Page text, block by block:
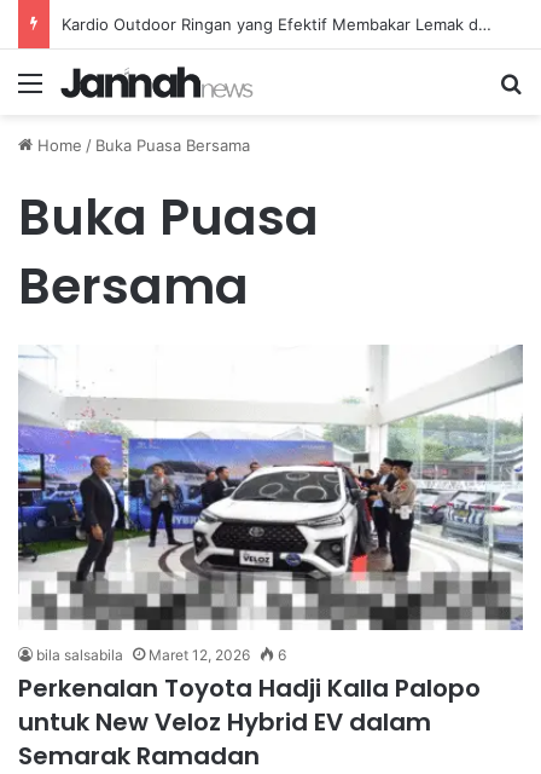
Kardio Outdoor Ringan yang Efektif Membakar Lemak dan Menyegarkan Tubuh Anda
Menu
Home / Buka Puasa Bersama
Buka Puasa
Bersama
bila salsabila Maret 12, 2026 6
Perkenalan Toyota Hadji Kalla Palopo
untuk New Veloz Hybrid EV dalam
Semarak Ramadan